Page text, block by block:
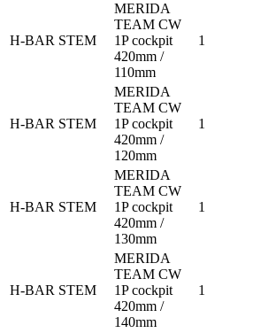
H-BAR STEM
MERIDA
TEAM CW
1P cockpit
420mm /
110mm
1
H-BAR STEM
MERIDA
TEAM CW
1P cockpit
420mm /
120mm
1
H-BAR STEM
MERIDA
TEAM CW
1P cockpit
420mm /
130mm
1
H-BAR STEM
MERIDA
TEAM CW
1P cockpit
420mm /
140mm
1